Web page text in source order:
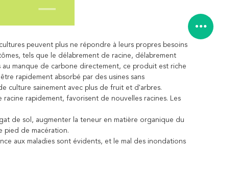
peuvent plus ne répondre à leurs propres besoins
tels que le délabrement de racine, délabrement
manque de carbone directement, ce produit est riche
rapidement absorbé par des usines sans
culture sainement avec plus de fruit et d'arbres.
rapidement, favorisent de nouvelles racines. Les
de sol, augmenter la teneur en matière organique du
pied de macération.
aux maladies sont évidents, et le mal des inondations